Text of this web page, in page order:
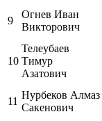
9
Огнев Иван
Викторович
10
Телеубаев
Тимур
Азатович
11
Нурбеков Алмаз
Сакенович